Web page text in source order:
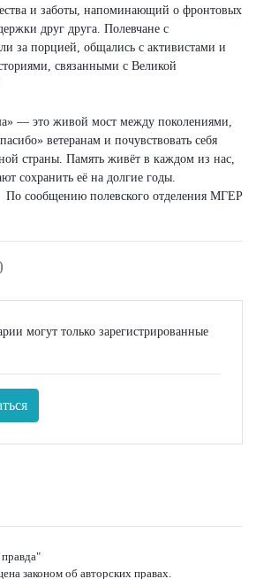
и заботы, напоминающий о фронтовых
друг друга. Полевчане с
за порцией, общались с активистами и
связанными с Великой
— это живой мост между поколениями,
ветеранам и почувствовать себя
страны. Память живёт в каждом из нас,
сохранить её на долгие годы.
По сообщению полевского отделения МГЕР
могут только зарегистрированные
законом об авторских правах.